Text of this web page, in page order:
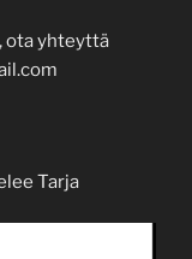
ota yhteyttä
Tarja